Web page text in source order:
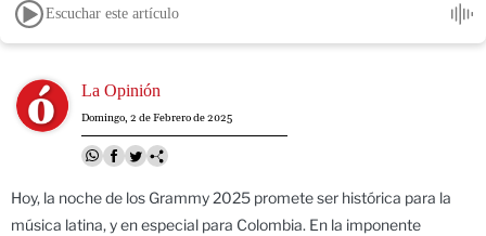
Escuchar este artículo
Image La Opinión
Domingo, 2 de Febrero de 2025
Hoy, la noche de los Grammy 2025 promete ser histórica para la
música latina, y en especial para Colombia. En la imponente